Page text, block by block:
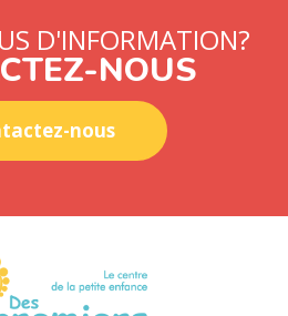
D'INFORMATION?
NOUS
nous